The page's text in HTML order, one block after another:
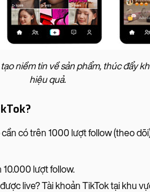
niềm tin về sản phẩm, thúc đẩy
hiệu quả.
có trên 1000 lượt follow (theo
lượt follow.
live? Tài khoản TikTok tại khu